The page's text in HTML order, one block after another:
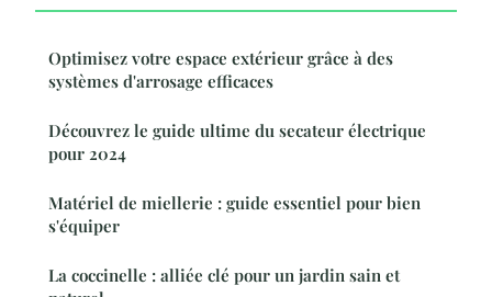
Optimisez votre espace extérieur grâce à des
systèmes d'arrosage efficaces
Découvrez le guide ultime du secateur électrique
pour 2024
Matériel de miellerie : guide essentiel pour bien
s'équiper
La coccinelle : alliée clé pour un jardin sain et